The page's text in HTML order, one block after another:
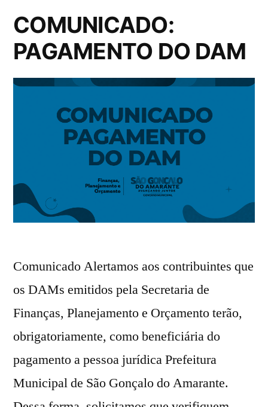
COMUNICADO:
PAGAMENTO DO DAM
Comunicado Alertamos aos contribuintes que
os DAMs emitidos pela Secretaria de
Finanças, Planejamento e Orçamento terão,
obrigatoriamente, como beneficiária do
pagamento a pessoa jurídica Prefeitura
Municipal de São Gonçalo do Amarante.